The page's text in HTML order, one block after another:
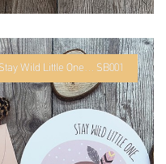
Wild Little One… SB001